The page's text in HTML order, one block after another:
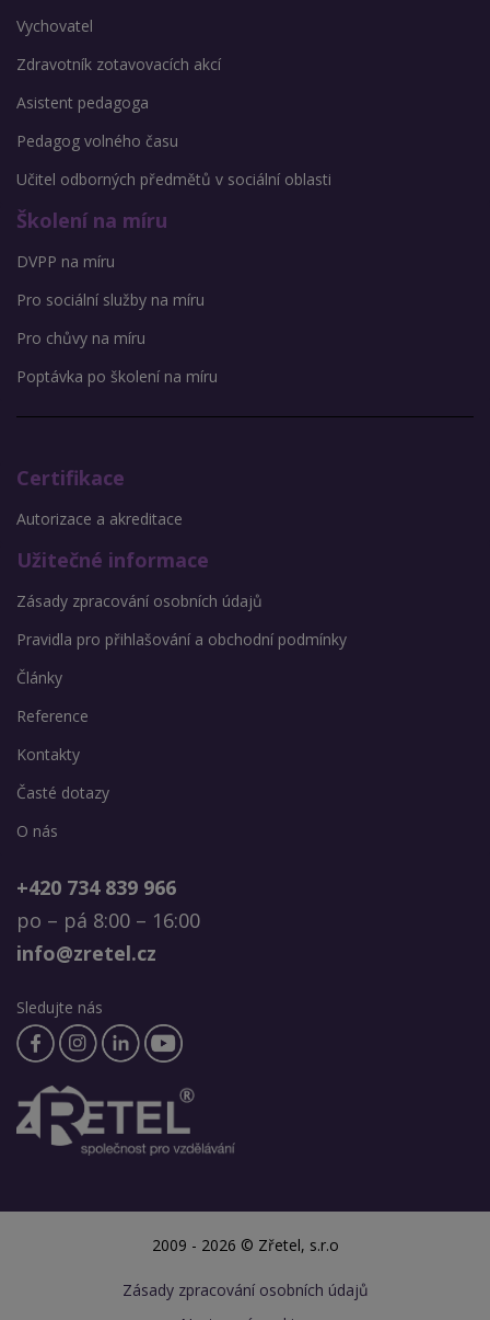
Vychovatel
Zdravotník zotavovacích akcí
Asistent pedagoga
Pedagog volného času
Učitel odborných předmětů v sociální oblasti
Školení na míru
DVPP na míru
Pro sociální služby na míru
Pro chůvy na míru
Poptávka po školení na míru
Certifikace
Autorizace a akreditace
Užitečné informace
Zásady zpracování osobních údajů
Pravidla pro přihlašování a obchodní podmínky
Články
Reference
Kontakty
Časté dotazy
O nás
+420 734 839 966
po – pá 8:00 – 16:00
info@zretel.cz
Sledujte nás
2009 - 2026 © Zřetel, s.r.o
Zásady zpracování osobních údajů